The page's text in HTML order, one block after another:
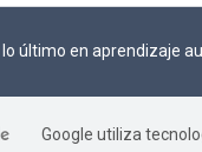
último en aprendizaje
Google utiliza